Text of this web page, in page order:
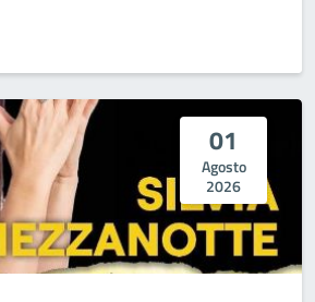
DAVIDE EGESTE (FOTOGRAFIE) E
01
Agosto
2026